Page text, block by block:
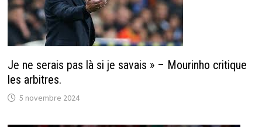
Je ne serais pas là si je savais » – Mourinho critique
les arbitres.
5 novembre 2024